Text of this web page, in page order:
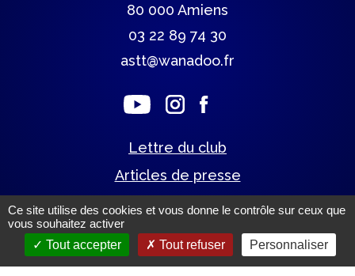
80 000 Amiens
03 22 89 74 30
astt@wanadoo.fr
Lettre du club
Articles de presse
Mentions légales.
Un site éco-conçu par
Ce site utilise des cookies et vous donne le contrôle sur ceux que
vous souhaitez activer
Tout accepter
Tout refuser Personnaliser